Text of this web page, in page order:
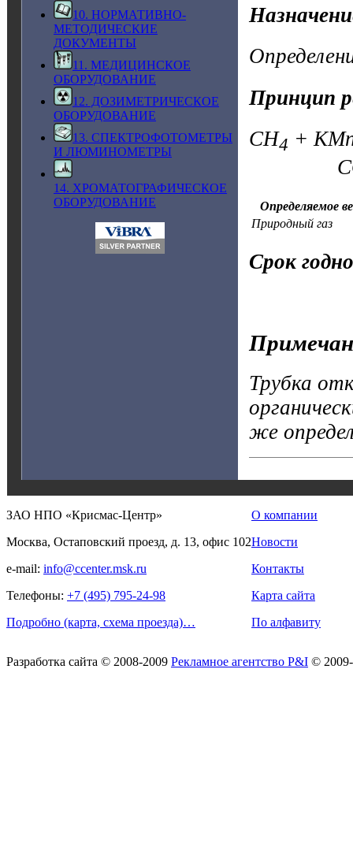
10. НОРМАТИВНО-
МЕТОДИЧЕСКИЕ
ДОКУМЕНТЫ
11. МЕДИЦИНСКОЕ
ОБОРУДОВАНИЕ
12. ДОЗИМЕТРИЧЕСКОЕ
ОБОРУДОВАНИЕ
13. СПЕКТРОФОТОМЕТРЫ
И ЛЮМИНОМЕТРЫ
14. ХРОМАТОГРАФИЧЕСКОЕ
ОБОРУДОВАНИЕ
Принцип
CH4 +
CO
Определяемое
Природный газ
Срок
Трубка
же
ЗАО НПО «Крисмас-Центр»
Москва, Остаповский проезд, д. 13, офис 102
e-mail: info@ccenter.msk.ru
Телефоны: +7 (495) 795-24-98
Подробно (карта, схема проезда)…
О компании
Новости
Контакты
Карта сайта
По алфавиту
Разработка сайта © 2008-2009 Рекламное агентство P&I ©